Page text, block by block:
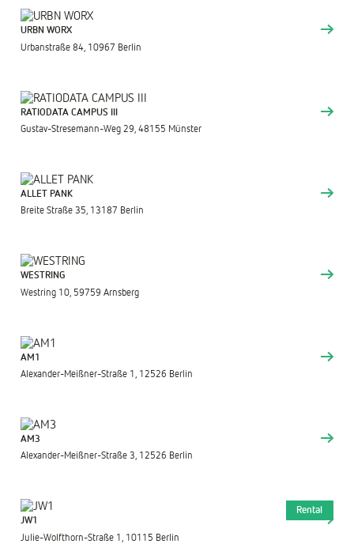
URBN WORX
Urbanstraße 84, 10967 Berlin
RATIODATA CAMPUS III
Gustav-Stresemann-Weg 29, 48155 Münster
ALLET PANK
Breite Straße 35, 13187 Berlin
WESTRING
Westring 10, 59759 Arnsberg
AM1
Alexander-Meißner-Straße 1, 12526 Berlin
AM3
Alexander-Meißner-Straße 3, 12526 Berlin
Rental
JW1
Julie-Wolfthorn-Straße 1, 10115 Berlin